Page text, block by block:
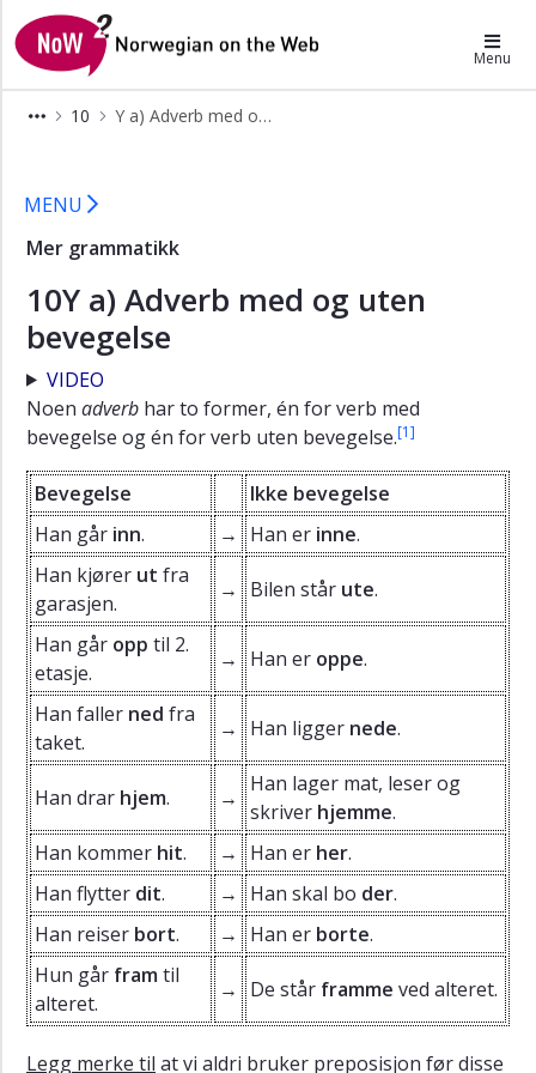
NoW2 Menu
10 Y a) Adverb med og uten bevegelse
×
A
En
B
festdag
Religion
Norge
Skriftlige
oppgaver
Lytteoppgaver
Grammatikk
Y
a)
Adverb
med
og
uten
bevegelse
Y
b)
Markeringer
Y
c)
Ordliste
religion
Y
d)
Ordliste
samlivsformer
Y
MENU
Mer grammatikk
10Y a) Adverb med og uten
bevegelse
VIDEO
Noen adverb har to former, én for verb med
bevegelse og én for verb uten bevegelse.[1]
Bevegelse
Ikke bevegelse
Han går inn. → Han er inne.
Han kjører ut fra
garasjen.
→ Bilen står ute.
Han går opp til 2.
etasje.
→ Han er oppe.
Han faller ned fra
taket.
→ Han ligger nede.
Han drar hjem. →
Han lager mat, leser og
skriver hjemme.
Han kommer hit. → Han er her.
Han flytter dit. → Han skal bo der.
Han reiser bort. → Han er borte.
Hun går framtil
alteret.
→ De står framme ved alteret.
Legg merke til at vi aldri bruker preposisjon før disse